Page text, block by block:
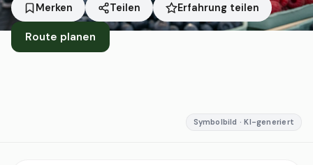
Merken Teilen Erfahrung teilen
Route planen
Symbolbild · KI-generiert